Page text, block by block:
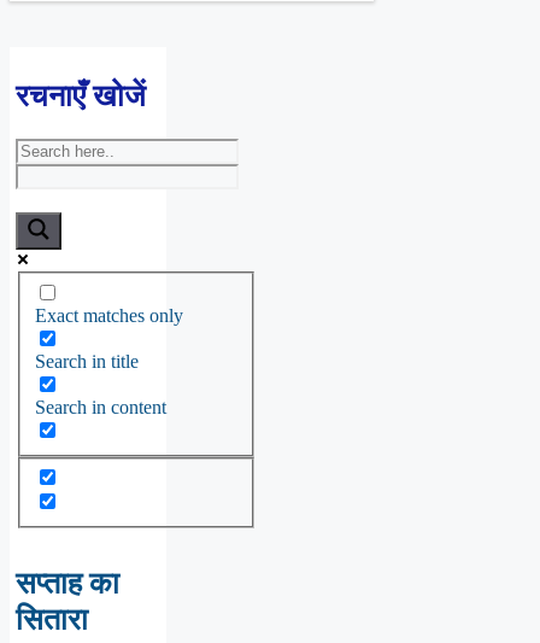
रचनाएँ खोजें
Exact matches only
Search in title
Search in content
सप्ताह का
सितारा